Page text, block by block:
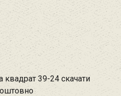
квадрат 39-24 скачати